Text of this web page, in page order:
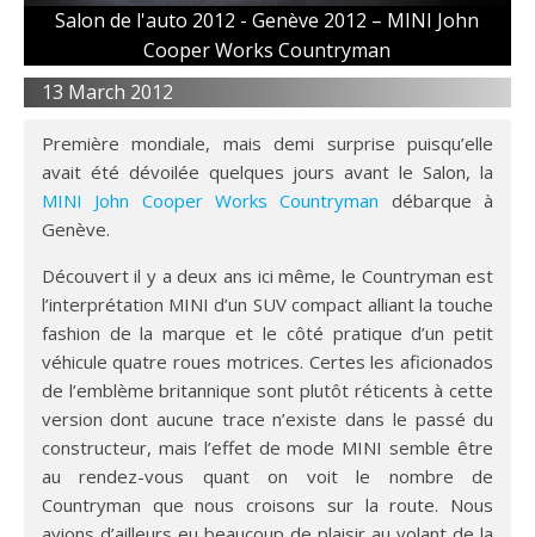
Salon de l'auto 2012 -Genève 2012 – MINI John
Cooper Works Countryman
13 March 2012
Première mondiale, mais demi surprise puisqu’elle
avait été dévoilée quelques jours avant le Salon, la
MINI John Cooper Works Countryman débarque à
Genève.
Découvert il y a deux ans ici même, le Countryman est
l’interprétation MINI d’un SUV compact alliant la touche
fashion de la marque et le côté pratique d’un petit
véhicule quatre roues motrices. Certes les aficionados
de l’emblème britannique sont plutôt réticents à cette
version dont aucune trace n’existe dans le passé du
constructeur, mais l’effet de mode MINI semble être
au rendez-vous quant on voit le nombre de
Countryman que nous croisons sur la route. Nous